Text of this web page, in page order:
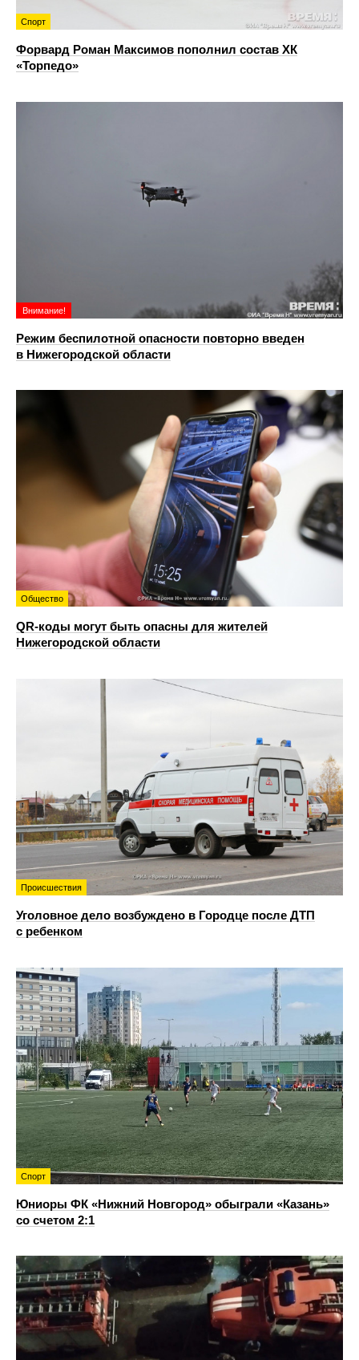
Спорт
Форвард Роман Максимов пополнил состав ХК
«Торпедо»
Внимание!
Режим беспилотной опасности повторно введен
в Нижегородской области
Общество
QR-коды могут быть опасны для жителей
Нижегородской области
Происшествия
Уголовное дело возбуждено в Городце после ДТП
с ребенком
Спорт
Юниоры ФК «Нижний Новгород» обыграли «Казань»
со счетом 2:1